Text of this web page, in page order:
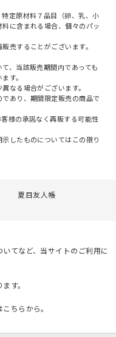
定原材料７品目（卵、乳、小
に含まれる場合、個々のパッ
売することがございます。
、当該販売期間内であっても
す。
なる場合がございます。
あり、期間限定販売の商品で
様の承諾なく再販する可能性
したものについてはこの限り
夏目友人帳
てなど、当サイトのご利用に
す。
ちらから。